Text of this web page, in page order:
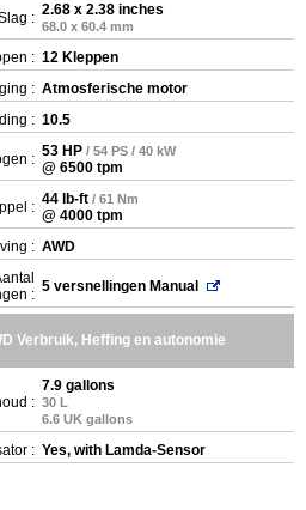
: 2.68 x 2.38 inches
68.0 x 60.4 mm
: 12 Kleppen
: Atmosferische motor
: 10.5
: 53 HP / 54 PS / 40 kW
@ 6500 tpm
: 44 lb-ft / 61 Nm
@ 4000 tpm
: AWD
: 5 versnellingen Manual
Verbruik, Heffing en autonomie
:
7.9 gallons
30 L
6.6 UK gallons
: Yes, with Lamda-Sensor